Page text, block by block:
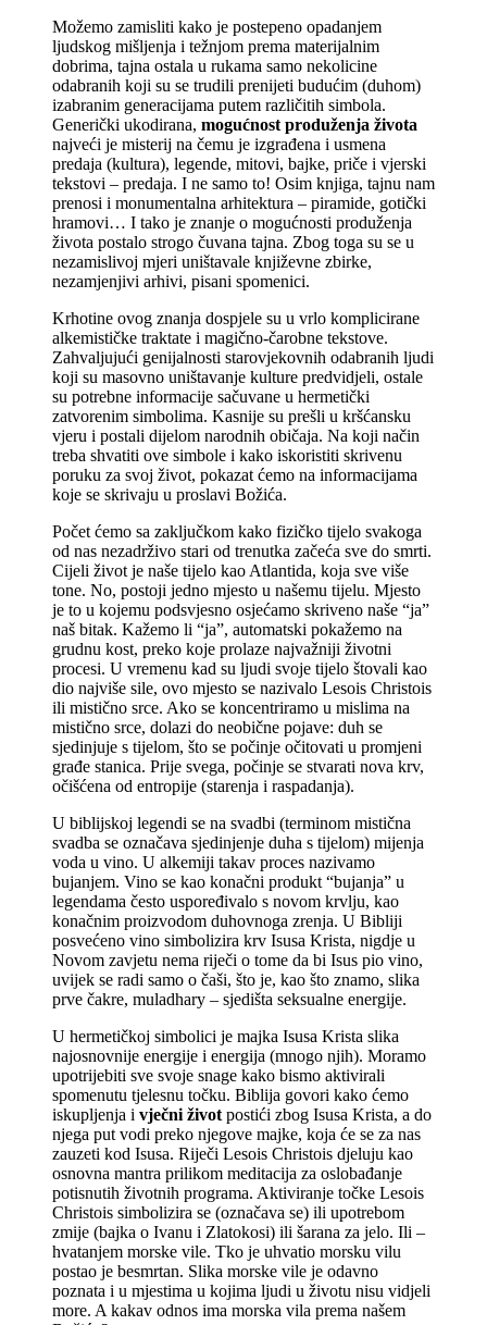
Možemo zamisliti kako je postepeno opadanjem
ljudskog mišljenja i težnjom prema materijalnim
dobrima, tajna ostala u rukama samo nekolicine
odabranih koji su se trudili prenijeti budućim (duhom)
izabranim generacijama putem različitih simbola.
Generički ukodirana, mogućnost produženja života
najveći je misterij na čemu je izgrađena i usmena
predaja (kultura), legende, mitovi, bajke, priče i vjerski
tekstovi – predaja. I ne samo to! Osim knjiga, tajnu nam
prenosi i monumentalna arhitektura – piramide, gotički
hramovi… I tako je znanje o mogućnosti produženja
života postalo strogo čuvana tajna. Zbog toga su se u
nezamislivoj mjeri uništavale književne zbirke,
nezamjenjivi arhivi, pisani spomenici.
Krhotine ovog znanja dospjele su u vrlo komplicirane
alkemističke traktate i magično-čarobne tekstove.
Zahvaljujući genijalnosti starovjekovnih odabranih ljudi
koji su masovno uništavanje kulture predvidjeli, ostale
su potrebne informacije sačuvane u hermetički
zatvorenim simbolima. Kasnije su prešli u kršćansku
vjeru i postali dijelom narodnih običaja. Na koji način
treba shvatiti ove simbole i kako iskoristiti skrivenu
poruku za svoj život, pokazat ćemo na informacijama
koje se skrivaju u proslavi Božića.
Počet ćemo sa zaključkom kako fizičko tijelo svakoga
od nas nezadrživo stari od trenutka začeća sve do smrti.
Cijeli život je naše tijelo kao Atlantida, koja sve više
tone. No, postoji jedno mjesto u našemu tijelu. Mjesto
je to u kojemu podsvjesno osjećamo skriveno naše “ja”
naš bitak. Kažemo li “ja”, automatski pokažemo na
grudnu kost, preko koje prolaze najvažniji životni
procesi. U vremenu kad su ljudi svoje tijelo štovali kao
dio najviše sile, ovo mjesto se nazivalo Lesois Christois
ili mistično srce. Ako se koncentriramo u mislima na
mistično srce, dolazi do neobične pojave: duh se
sjedinjuje s tijelom, što se počinje očitovati u promjeni
građe stanica. Prije svega, počinje se stvarati nova krv,
očišćena od entropije (starenja i raspadanja).
U biblijskoj legendi se na svadbi (terminom mistična
svadba se označava sjedinjenje duha s tijelom) mijenja
voda u vino. U alkemiji takav proces nazivamo
bujanjem. Vino se kao konačni produkt “bujanja” u
legendama često uspoređivalo s novom krvlju, kao
konačnim proizvodom duhovnoga zrenja. U Bibliji
posvećeno vino simbolizira krv Isusa Krista, nigdje u
Novom zavjetu nema riječi o tome da bi Isus pio vino,
uvijek se radi samo o čaši, što je, kao što znamo, slika
prve čakre, muladhary – sjedišta seksualne energije.
U hermetičkoj simbolici je majka Isusa Krista slika
najosnovnije energije i energija (mnogo njih). Moramo
upotrijebiti sve svoje snage kako bismo aktivirali
spomenutu tjelesnu točku. Biblija govori kako ćemo
iskupljenja i vječni život postići zbog Isusa Krista, a do
njega put vodi preko njegove majke, koja će se za nas
zauzeti kod Isusa. Riječi Lesois Christois djeluju kao
osnovna mantra prilikom meditacija za oslobađanje
potisnutih životnih programa. Aktiviranje točke Lesois
Christois simbolizira se (označava se) ili upotrebom
zmije (bajka o Ivanu i Zlatokosi) ili šarana za jelo. Ili –
hvatanjem morske vile. Tko je uhvatio morsku vilu
postao je besmrtan. Slika morske vile je odavno
poznata i u mjestima u kojima ljudi u životu nisu vidjeli
more. A kakav odnos ima morska vila prema našem